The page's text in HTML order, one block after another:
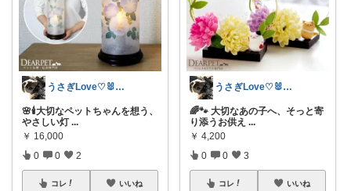
うさぎLove♡🐰みーちゃん🐰
🌸🕯️大切なペットちゃんを想う、
やさしい灯 ...
￥ 16,000
0 0 2
コレ いいね
うさぎLove♡🐰みーちゃん🐰
🌈🐾 大切なあの子へ、そっと寄
り添うお供え ...
￥ 4,200
0 0 3
コレ いいね